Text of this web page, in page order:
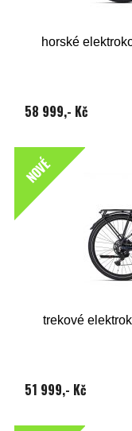
horské
58 999,- Kč
NOVÉ
trekové
51 999,- Kč